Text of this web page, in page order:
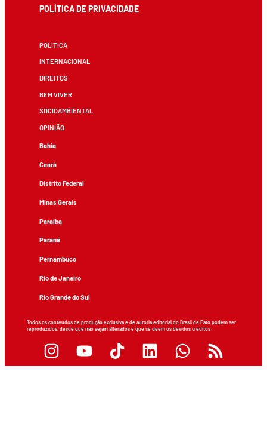
POLÍTICA DE PRIVACIDADE
POLÍTICA
INTERNACIONAL
DIREITOS
BEM VIVER
SOCIOAMBIENTAL
OPINIÃO
Bahia
Ceará
Distrito Federal
Minas Gerais
Paraíba
Paraná
Pernambuco
Rio de Janeiro
Rio Grande do Sul
Todos os conteúdos de produção exclusiva e de autoria editorial do Brasil de Fato podem ser
reproduzidos, desde que não sejam alterados e que se deem os devidos créditos.